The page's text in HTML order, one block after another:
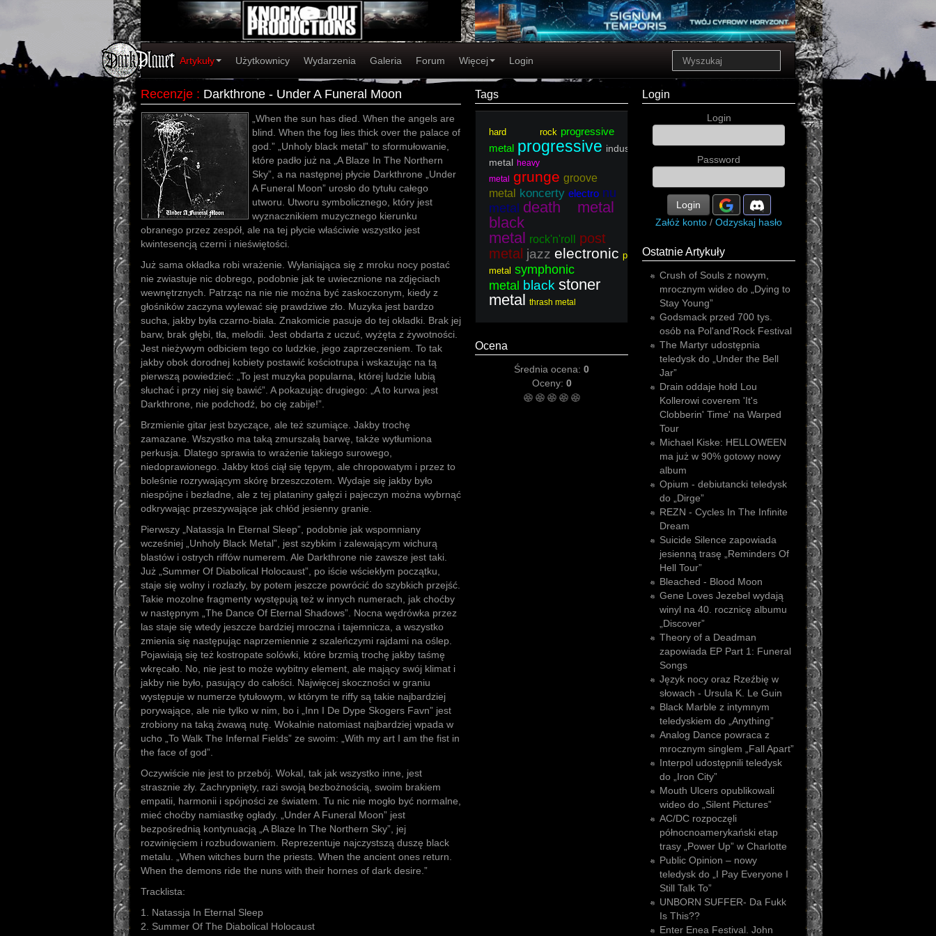
Artykuły Użytkownicy Wydarzenia Galeria Forum Więcej Login
Recenzje : Darkthrone - Under A Funeral Moon
„When the sun has died. When the angels are
blind. When the fog lies thick over the palace of
god.” „Unholy black metal” to sformułowanie,
które padło już na „A Blaze In The Northern
Sky”, a na następnej płycie Darkthrone „Under
A Funeral Moon” urosło do tytułu całego
utworu. Utworu symbolicznego, który jest
wyznacznikiem muzycznego kierunku
obranego przez zespół, ale na tej płycie właściwie wszystko jest
kwintesencją czerni i nieświętości.
Już sama okładka robi wrażenie. Wyłaniająca się z mroku nocy postać
nie zwiastuje nic dobrego, podobnie jak te uwiecznione na zdjęciach
wewnętrznych. Patrząc na nie nie można być zaskoczonym, kiedy z
głośników zaczyna wylewać się prawdziwe zło. Muzyka jest bardzo
sucha, jakby była czarno-biała. Znakomicie pasuje do tej okładki. Brak jej
barw, brak głębi, tła, melodii. Jest obdarta z uczuć, wyżęta z żywotności.
Jest nieżywym odbiciem tego co ludzkie, jego zaprzeczeniem. To tak
jakby obok dorodnej kobiety postawić kościotrupa i wskazując na tą
pierwszą powiedzieć: „To jest muzyka popularna, której ludzie lubią
słuchać i przy niej się bawić”. A pokazując drugiego: „A to kurwa jest
Darkthrone, nie podchodź, bo cię zabije!”.
Brzmienie gitar jest bzyczące, ale też szumiące. Jakby trochę
zamazane. Wszystko ma taką zmurszałą barwę, także wytłumiona
perkusja. Dlatego sprawia to wrażenie takiego surowego,
niedoprawionego. Jakby ktoś ciął się tępym, ale chropowatym i przez to
boleśnie rozrywającym skórę brzeszczotem. Wydaje się jakby było
niespójne i bezładne, ale z tej plataniny gałęzi i pajeczyn można wybrnąć
odkrywając przeszywające jak chłód jesienny granie.
Pierwszy „Natassja In Eternal Sleep”, podobnie jak wspomniany
wcześniej „Unholy Black Metal”, jest szybkim i zalewającym wichurą
blastów i ostrych riffów numerem. Ale Darkthrone nie zawsze jest taki.
Już „Summer Of Diabolical Holocaust”, po iście wściekłym początku,
staje się wolny i rozlazły, by potem jeszcze powrócić do szybkich przejść.
Takie mozolne fragmenty występują też w innych numerach, jak choćby
w następnym „The Dance Of Eternal Shadows”. Nocna wędrówka przez
las staje się wtedy jeszcze bardziej mroczna i tajemnicza, a wszystko
zmienia się następując naprzemiennie z szaleńczymi rajdami na oślep.
Pojawiają się też kostropate solówki, które brzmią trochę jakby taśmę
wkręcało. No, nie jest to może wybitny element, ale mający swój klimat i
jakby nie było, pasujący do całości. Najwięcej skoczności w graniu
występuje w numerze tytułowym, w którym te riffy są takie najbardziej
porywające, ale nie tylko w nim, bo i „Inn I De Dype Skogers Favn” jest
zrobiony na taką żwawą nutę. Wokalnie natomiast najbardziej wpada w
ucho „To Walk The Infernal Fields” ze swoim: „With my art I am the fist in
the face of god”.
Oczywiście nie jest to przebój. Wokal, tak jak wszystko inne, jest
strasznie zły. Zachrypnięty, razi swoją bezbożnością, swoim brakiem
empatii, harmonii i spójności ze światem. Tu nic nie mogło być normalne,
mieć choćby namiastkę ogłady. „Under A Funeral Moon” jest
bezpośrednią kontynuacją „A Blaze In The Northern Sky”, jej
rozwinięciem i rozbudowaniem. Reprezentuje najczystszą duszę black
metalu. „When witches burn the priests. When the ancient ones return.
When the demons ride the nuns with their hornes of dark desire.”
Tracklista:
1. Natassja In Eternal Sleep
2. Summer Of The Diabolical Holocaust
Tags
hard rock progressive
metal progressive industrial
metal heavy
metal grunge groove
metal
koncerty electro nu
metal death metal
black
metal rock'n'roll
post
metal jazz electronic power
metal symphonic
metal black stoner
metal thrash metal
Ocena
Średnia ocena: 0
Oceny: 0
Login
Login
Password
Login
Załóż konto / Odzyskaj hasło
Ostatnie Artykuły
Crush of Souls z nowym,
mrocznym wideo do „Dying to
Stay Young”
Godsmack przed 700 tys.
osób na Pol'and'Rock Festival
The Martyr udostępnia
teledysk do „Under the Bell
Jar”
Drain oddaje hołd Lou
Kollerowi coverem 'It's
Clobberin' Time' na Warped
Tour
Michael Kiske: HELLOWEEN
ma już w 90% gotowy nowy
album
Opium - debiutancki teledysk
do „Dirge”
REZN - Cycles In The Infinite
Dream
Suicide Silence zapowiada
jesienną trasę „Reminders Of
Hell Tour”
Bleached - Blood Moon
Gene Loves Jezebel wydają
winyl na 40. rocznicę albumu
„Discover”
Theory of a Deadman
zapowiada EP Part 1: Funeral
Songs
Język nocy oraz Rzeźbię w
słowach - Ursula K. Le Guin
Black Marble z intymnym
teledyskiem do „Anything”
Analog Dance powraca z
mrocznym singlem „Fall Apart”
Interpol udostępnili teledysk
do „Iron City”
Mouth Ulcers opublikowali
wideo do „Silent Pictures”
AC/DC rozpoczęli
północnoamerykański etap
trasy „Power Up” w Charlotte
Public Opinion – nowy
teledysk do „I Pay Everyone I
Still Talk To”
UNBORN SUFFER- Da Fukk
Is This??
Enter Enea Festival. John